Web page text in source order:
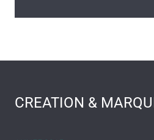
CREATION &